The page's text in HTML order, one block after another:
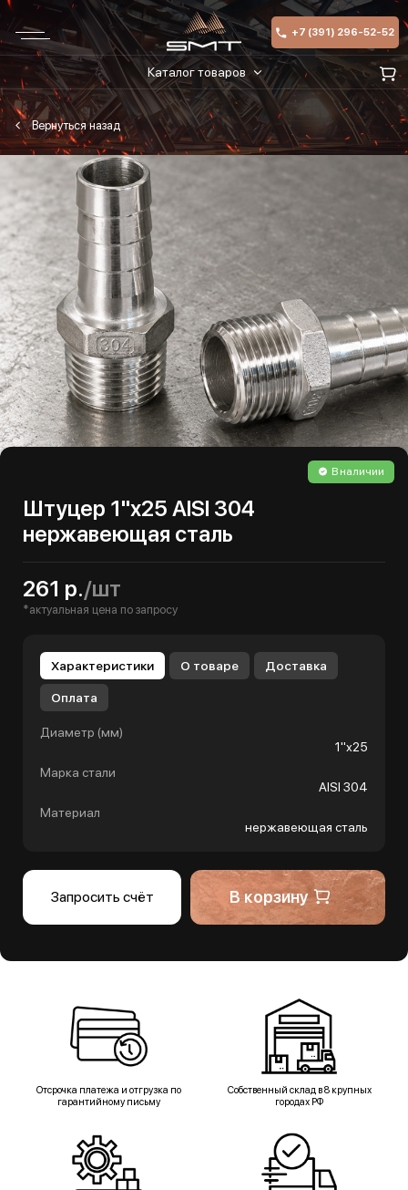
+7 (391) 296-52-52
Каталог товаров
В наличии
Штуцер 1"х25 AISI 304
нержавеющая сталь
261 р./шт
*актуальная цена по запросу
Характеристики О товаре Доставка
Оплата
Диаметр (мм)
1"х25
Марка стали
AISI 304
Материал
нержавеющая сталь
Запросить счёт В корзину
Отсрочка платежа и отгрузка по
гарантийному письму
Собственный склад в 8 крупных
городах РФ